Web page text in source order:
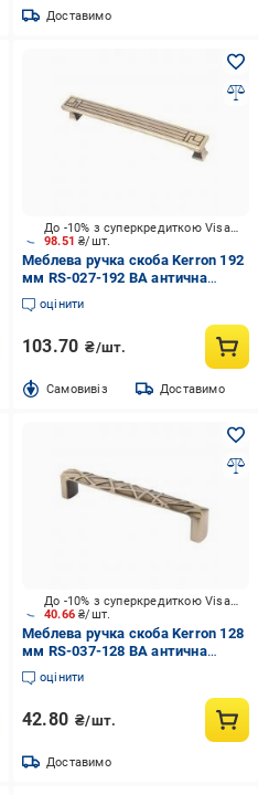
Доставимо
98.51₴/шт.
До -10% з суперкредиткою Visa Вигода
Меблева ручка скоба Kerron 192
мм RS-027-192 BA антична
бронза
оцінити
103.70 ₴/шт.
Cамовивіз Доставимо
40.66₴/шт.
До -10% з суперкредиткою Visa Вигода
Меблева ручка скоба Kerron 128
мм RS-037-128 BA антична
бронза
оцінити
42.80 ₴/шт.
Доставимо